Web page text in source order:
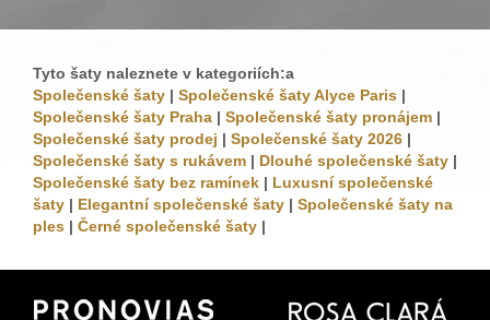
Tyto šaty naleznete v kategoriích:a
Společenské šaty | Společenské šaty Alyce Paris |
Společenské šaty Praha | Společenské šaty pronájem |
Společenské šaty prodej | Společenské šaty 2026 |
Společenské šaty s rukávem | Dlouhé společenské šaty |
Společenské šaty bez ramínek | Luxusní společenské
šaty | Elegantní společenské šaty | Společenské šaty na
ples | Černé společenské šaty |